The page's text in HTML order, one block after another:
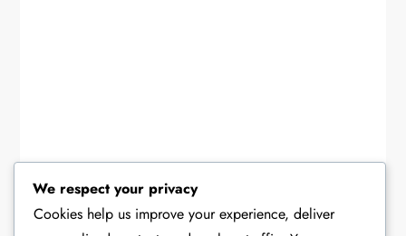
o
We respect your privacy
Cookies help us improve your experience, deliver